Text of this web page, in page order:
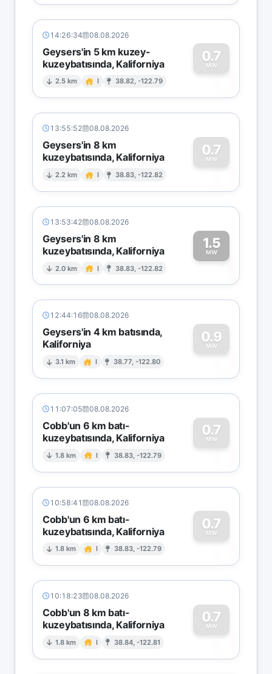
14:26:34 08.08.2026
Geysers'in 5 km kuzey-
kuzeybatısında, Kaliforniya
2.5 km I 38.82, -122.79
0.7
MW
0
13:55:52 08.08.2026
Geysers'in 8 km
kuzeybatısında, Kaliforniya
2.2 km I 38.83, -122.82
0.7
MW
0
13:53:42 08.08.2026
Geysers'in 8 km
kuzeybatısında, Kaliforniya
2.0 km I 38.83, -122.82
1.5
MW1
12:44:16 08.08.2026
Geysers'in 4 km batısında,
Kaliforniya
3.1 km I 38.77, -122.80
0.9
MW
0
11:07:05 08.08.2026
Cobb'un 6 km batı-
kuzeybatısında, Kaliforniya
1.8 km I 38.83, -122.79
0.7
MW
0
10:58:41 08.08.2026
Cobb'un 6 km batı-
kuzeybatısında, Kaliforniya
1.8 km I 38.83, -122.79
0.7
MW
0
10:18:23 08.08.2026
Cobb'un 8 km batı-
kuzeybatısında, Kaliforniya
1.8 km I 38.84, -122.81
0.7
MW
0